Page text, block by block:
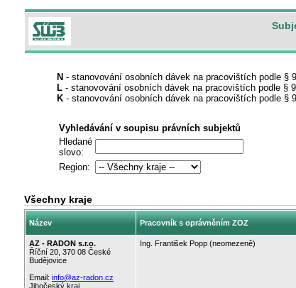
N - stanovování osobních dávek na pracovištích podle §
L - stanovování osobních dávek na pracovištích podle §
K - stanovování osobních dávek na pracovištích podle §
Vyhledávání v soupisu právních subjektů
Hledané
slovo:
Region:
Všechny kraje
Název Pracovník s oprávněním ZOZ
AZ - RADON s.r.o.
Říční 20, 370 08 České
Budějovice
Email: info@az-radon.cz
Jihočeský kraj
Ing. František Popp (neomezeně)